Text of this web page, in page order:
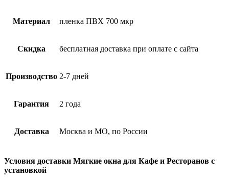
Материал пленка ПВХ 700 мкр
Скидка бесплатная доставка при оплате с сайта
Производство 2-7 дней
Гарантия 2 года
Доставка Москва и МО, по России
Условия доставки Мягкие окна для Кафе и Ресторанов с
установкой